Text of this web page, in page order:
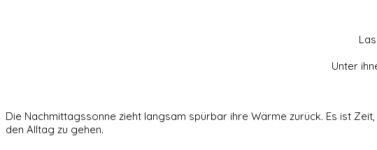
Unter
Die Nachmittagssonne zieht langsam spürbar ihre Wärme zurück. Es ist
den Alltag zu gehen.